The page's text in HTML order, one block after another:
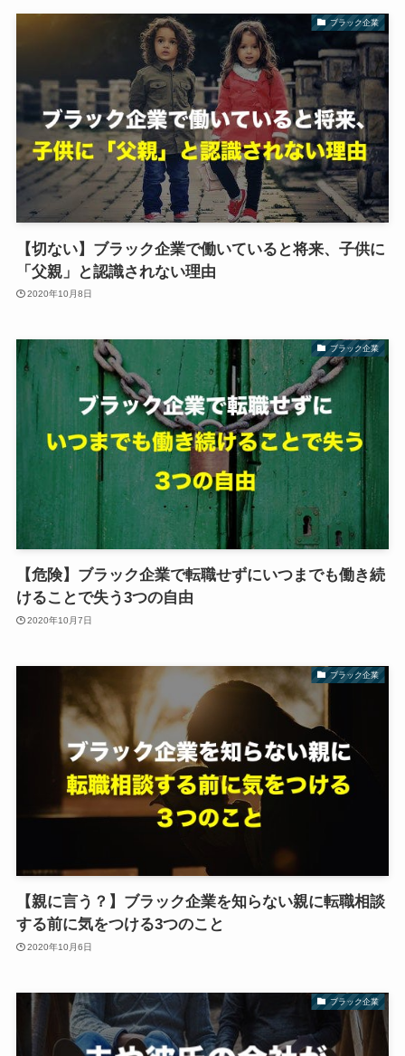
ブラック企業
【切ない】ブラック企業で働いていると将来、子供に
「父親」と認識されない理由
2020年10月8日
ブラック企業
【危険】ブラック企業で転職せずにいつまでも働き続
けることで失う3つの自由
2020年10月7日
ブラック企業
【親に言う？】ブラック企業を知らない親に転職相談
する前に気をつける3つのこと
2020年10月6日
ブラック企業